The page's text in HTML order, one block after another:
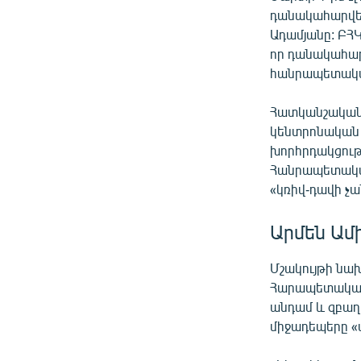
Ադամյանը:
որ
Հատկանշական
«կռիվ-դավի
Արմեն
Մշակույթի
անդամ և
միջադեպերը